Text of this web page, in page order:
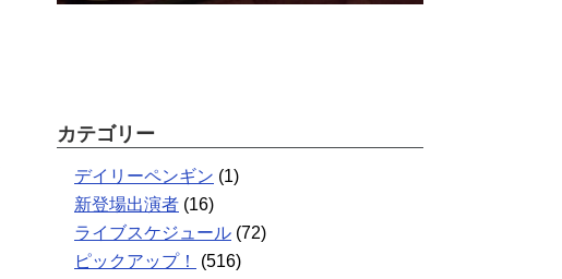
カテゴリー
デイリーペンギン (1)
新登場出演者 (16)
ライブスケジュール (72)
ピックアップ！
(516)